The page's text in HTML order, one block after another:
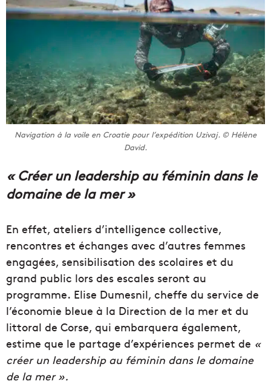
Navigation à la voile en Croatie pour l’expédition Uzivaj. © Hélène
David.
« Créer un leadership au féminin dans le
domaine de la mer »
En effet, ateliers d’intelligence collective,
rencontres et échanges avec d’autres femmes
engagées, sensibilisation des scolaires et du
grand public lors des escales seront au
programme. Elise Dumesnil, cheffe du service de
l’économie bleue à la Direction de la mer et du
littoral de Corse, qui embarquera également,
estime que le partage d’expériences permet de «
créer un leadership au féminin dans le domaine
de la mer ».